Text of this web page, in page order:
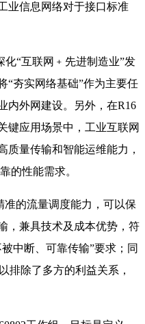
业信息网络对于接口标准
“互联网﹢先进制造业”发
“夯实网络基础”作为主要任
内外网建设。另外，在R16
键应用场景中，工业互联网
质量传输和智能运维能力，
的性能需求。
的流量调度能力，可以保
，兼具技术及成本优势，符
中断、可靠传输”要求；同
排除了多方的利益关系，